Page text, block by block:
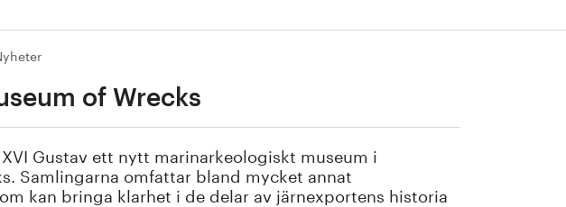
of Wrecks
Gustav ett nytt marinarkeologiskt museum i
Samlingarna omfattar bland mycket annat
kan bringa klarhet i de delar av järnexportens historia